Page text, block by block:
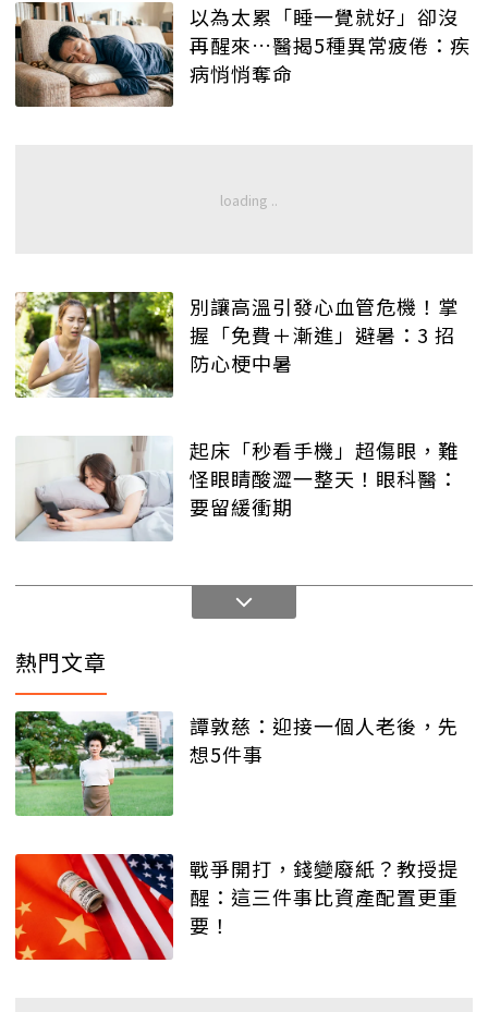
以為太累「睡一覺就好」卻沒
再醒來…醫揭5種異常疲倦：疾
病悄悄奪命
別讓高溫引發心血管危機！掌
握「免費＋漸進」避暑：3 招
防心梗中暑
起床「秒看手機」超傷眼，難
怪眼睛酸澀一整天！眼科醫：
要留緩衝期
熱門文章
譚敦慈：迎接一個人老後，先
想5件事
戰爭開打，錢變廢紙？教授提
醒：這三件事比資產配置更重
要！